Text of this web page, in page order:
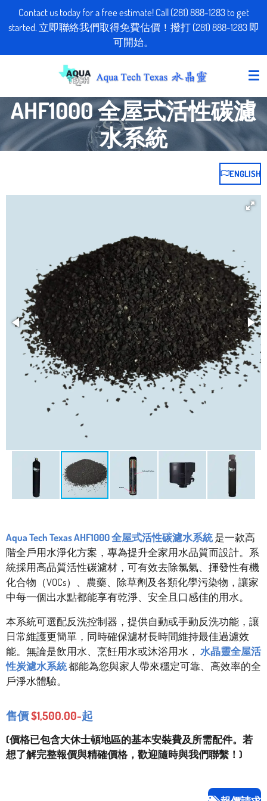
Skip
to
content
Contact us today for a free estimate! Call (281) 888-1283 to get
started. 立即聯絡我們取得免費估價！撥打 (281) 888-1283 即
可開始。
AHF1000 全屋式活性碳濾
水系統
ENGLISH
Aqua Tech Texas AHF1000 全屋式活性碳濾水系統是一款高
階全戶用水淨化方案，專為提升全家用水品質而設計。系
統採用高品質活性碳濾材，可有效去除氯氣、揮發性有機
化合物（VOCs）、農藥、除草劑及各類化學污染物，讓家
中每一個出水點都能享有乾淨、安全且口感佳的用水。
本系統可選配反洗控制器，提供自動或手動反洗功能，讓
日常維護更簡單，同時確保濾材長時間維持最佳過濾效
能。無論是飲用水、烹飪用水或沐浴用水， 水晶靈全屋活
性炭濾水系統都能為您與家人帶來穩定可靠、高效率的全
戶淨水體驗。
售價$1,500.00-起
(價格已包含大休士頓地區的基本安裝費及所需配件。若
想了解完整報價與精確價格，歡迎隨時與我們聯繫！)